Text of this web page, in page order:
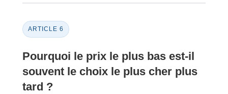
ARTICLE 6
Pourquoi le prix le plus bas est-il
souvent le choix le plus cher plus
tard ?